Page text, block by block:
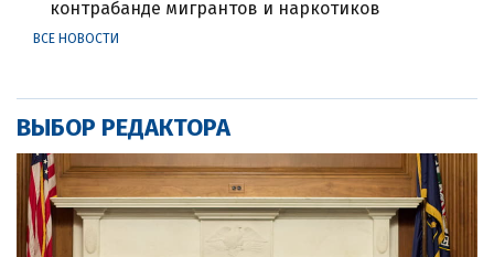
контрабанде мигрантов и наркотиков
ВСЕ НОВОСТИ
ВЫБОР РЕДАКТОРА